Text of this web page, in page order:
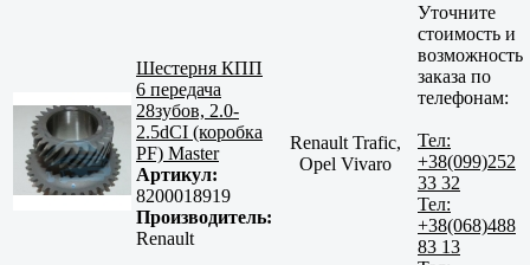
Шестерня КПП
6 передача
28зубов, 2.0-
2.5dCI (коробка
PF) Master
Артикул:
8200018919
Производитель:
Renault
Renault Trafic,
Opel Vivaro
Уточните
стоимость и
возможность
заказа по
телефонам:
Тел:
+38(099)252
33 32
Тел:
+38(068)488
83 13